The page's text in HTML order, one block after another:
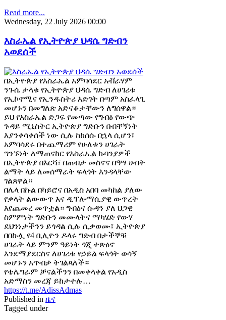
Read more...
Wednesday, 22 July 2026 00:00
እስራኤል የኢትዮጵያ ህዳሴ ግድብን
አወደሰች
በኢትዮጵያ የእስራኤል አምባሳደር አቭራሃም
ንጉሴ ታላቁ የኢትዮጵያ ህዳሴ ግድብ ለሀገሪቱ
የኢኮኖሚና የኢንዱስትሪ እድገት በጣም አስፈላጊ
መሆኑን በመግለጽ አድናቆታቸውን ለግሰዋል።
ይህ የእስራኤል ድጋፍ የመጣው የግብፅ የውጭ
ጉዳይ ሚኒስትር ኢትዮጵያ ግድቡን በብቸኝነት
እያንቀሳቀሰች ነው ሲሉ ከከሰሱ በኋላ ሲሆን፣
አምባሳደሩ በተጨማሪም የሁለቱን ሀገራት
ግንኙነት ለማጠናከር የእስራኤል ኩባንያዎች
በኢትዮጵያ በእርሻ፣ በጠብታ መስኖና በዓሣ ሀብት
ልማት ላይ ለመሰማራት ፍላጎት እንዳላቸው
ገልጸዋል።
በሌላ በኩል በካይሮና በአዲስ አበባ መካከል ያለው
የቃላት ልውውጥ እና ዲፕሎማሲያዊ ውጥረት
እየጨመረ መጥቷል። ግብፅና ሱዳን ያለ ህጋዊ
ስምምነት ግድቡን መሙላትና ማካሄድ የውሃ
ደህንነታችንን ይጎዳል ሲሉ ሲቃወሙ፣ ኢትዮጵያ
በበኩሏ የ4 ቢሊዮን ዶላሩ ግድብ በታችኞቹ
ሀገራት ላይ ምንም ዓይነት ጎጂ ተጽዕኖ
እንደማያደርስና ለሀገሪቱ የኃይል ፍላጎት ወሳኝ
መሆኑን አጥብቃ ትገልጻለች።
የቴሌግራም ቻናልችንን በመቀላቀል የአዲስ
አድማስን መረጃ ይከታተሉ…
https://t.me/AdissAdmas
Published in ዜና
Tagged under